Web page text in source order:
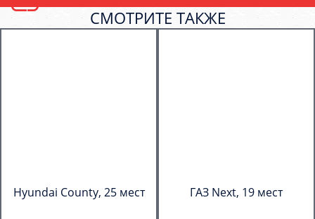
СМОТРИТЕ ТАКЖЕ
Hyundai County, 25 мест ГАЗ Next, 19 мест